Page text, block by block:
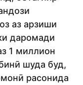
аз арзиши
даромади
1 миллион
шуда буд,
расонида